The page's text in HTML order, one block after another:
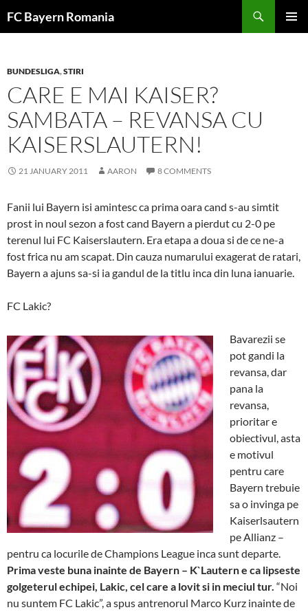
toFC Bayern Romania
BUNDESLIGA,STIRI
CARE E MAI KAISER?
SAMBATA – REVANSA CU
KAISERSLAUTERN!
21 JANUARY 2011 AARON 8 COMMENTS
Fanii lui Bayern isi amintesc ca prima oara cand s-au simtit
prost in noul sezon a fost cand Bayern a pierdut cu 2-0 pe
terenul lui FC Kaiserslautern. Era etapa a doua si de ce ne-a
fost frica nu am scapat. Din cauza numarului exagerat de ratari,
Bayern a ajuns sa-si ia gandul de la titlu inca din luna ianuarie.
FC Lakic?
Bavarezii se
pot gandi la
revansa, dar
pana la
revansa,
prioritar e
obiectivul, asta
e motivul
pentru care
Bayern trebuie
sa o invinga pe
Kaiserlsautern
pe Allianz –
pentru ca locurile de Champions League inca sunt departe.
Prima veste buna inainte de Bayern – K`Lautern e ca lipseste
golgeterul echipei, Lakic, cel care a lovit si in meciul tur. “Noi
nu suntem FC Lakic”, a spus antrenorul Marco Kurz inainte de